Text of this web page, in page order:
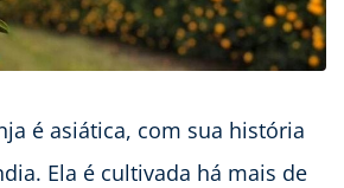
é asiática, com sua história
Ela é cultivada há mais de